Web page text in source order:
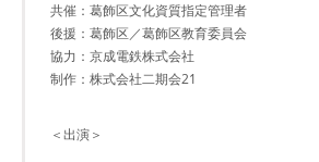
共催：葛飾区文化資質指定管理者
後援：葛飾区／葛飾区教育委員会
協力：京成電鉄株式会社
制作：株式会社二期会21
＜出演＞